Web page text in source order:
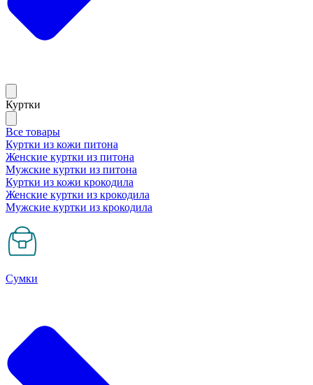
Куртки
Все товары
Куртки из кожи питона
Женские куртки из питона
Мужские куртки из питона
Куртки из кожи крокодила
Женские куртки из крокодила
Мужские куртки из крокодила
Сумки